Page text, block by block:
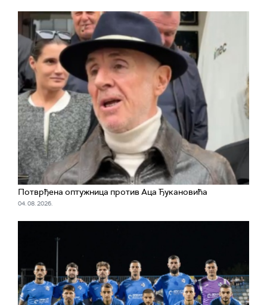
Потврђена оптужница против Аца Ђукановића
04. 08. 2026.